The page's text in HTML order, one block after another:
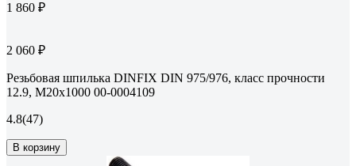
1 860 ₽
2 060 ₽
Резьбовая шпилька DINFIX DIN 975/976, класс прочности
12.9, M20x1000 00-0004109
4.8(47)
В корзину